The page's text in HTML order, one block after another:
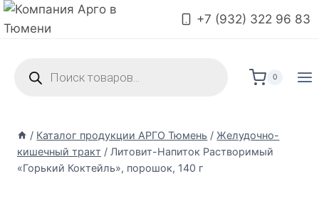
+7 (932) 322 96 83
0
/ Каталог продукции АРГО Тюмень / Желудочно-
кишечный тракт / Литовит-Напиток Растворимый
«Горький Коктейль», порошок, 140 г